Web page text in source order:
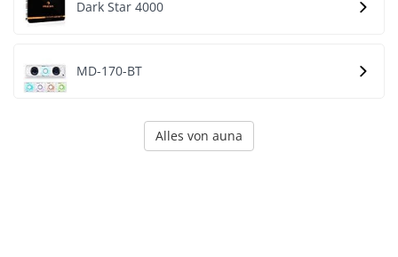
Dark Star 4000
MD-170-BT
Alles von auna